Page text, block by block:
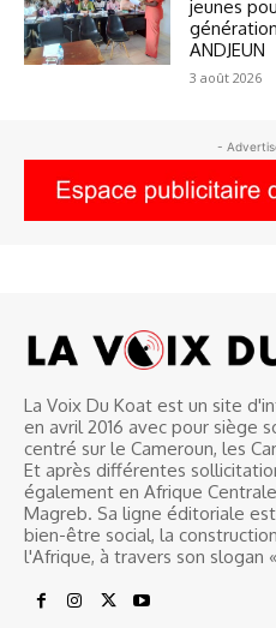
jeunes
ANDJEUN
3 août 2026
-
La Voix Du Koat est un site
en avril 2016 avec pour siège
centré sur le Cameroun, les
Et après différentes
également en Afrique
Magreb. Sa ligne éditoriale
bien-être social, la
l'Afrique, à travers son slogan